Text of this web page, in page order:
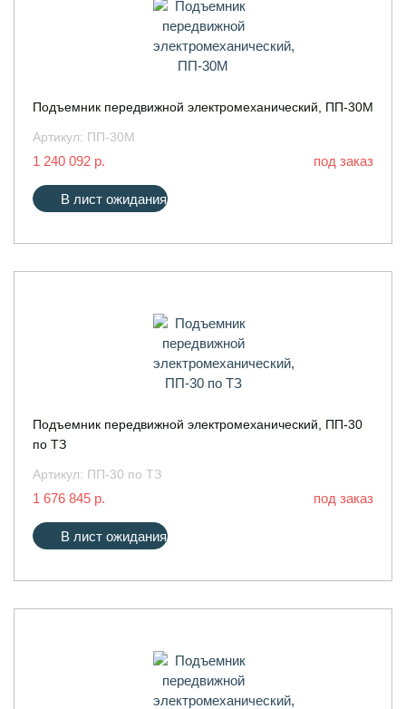
Подъемник передвижной электромеханический, ПП-30М
Артикул: ПП-30М
1 240 092 р. под заказ
В лист ожидания
Подъемник передвижной электромеханический, ПП-30
по ТЗ
Артикул: ПП-30 по ТЗ
1 676 845 р. под заказ
В лист ожидания